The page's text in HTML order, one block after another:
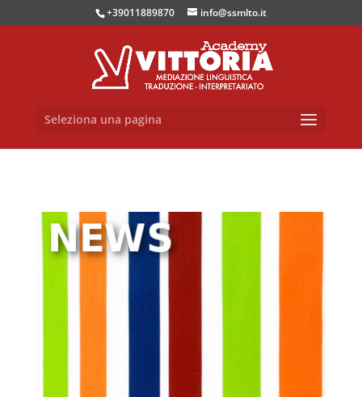
+39011889870 info@ssmlto.it
Seleziona una pagina